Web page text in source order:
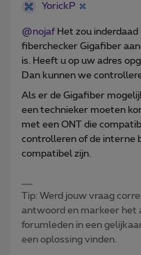
YorickP
@nojafHet zou inderdaad
fiberchecker Gigafiber
is. Heeft u op uw adres
Dan kunnen we
Als er de Gigafiber
een technieker moeten
met een ONT die
controlleren of de interne
compatibel zijn.
Tip: Werd jouw vraag
antwoord en markeer het
forumleden in een
een oplossing vinden.